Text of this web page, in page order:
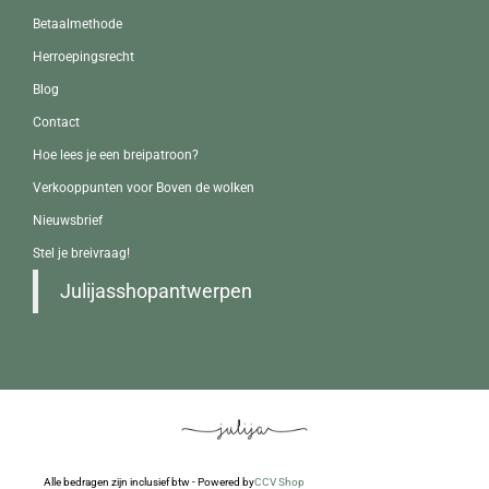
Betaalmethode
Herroepingsrecht
Blog
Contact
Hoe lees je een breipatroon?
Verkooppunten voor Boven de wolken
Nieuwsbrief
Stel je breivraag!
Julijasshopantwerpen
Alle bedragen zijn inclusief btw - Powered byCCV Shop